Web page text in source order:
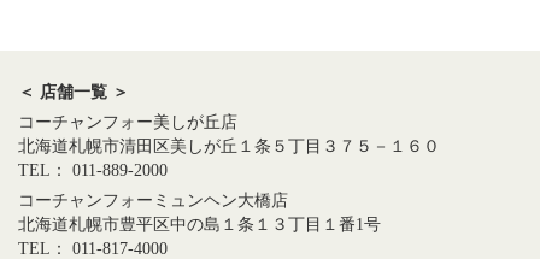
＜ 店舗一覧 ＞
コーチャンフォー美しが丘店
北海道札幌市清田区美しが丘１条５丁目３７５－１６０
TEL： 011-889-2000
コーチャンフォーミュンヘン大橋店
北海道札幌市豊平区中の島１条１３丁目１番1号
TEL： 011-817-4000